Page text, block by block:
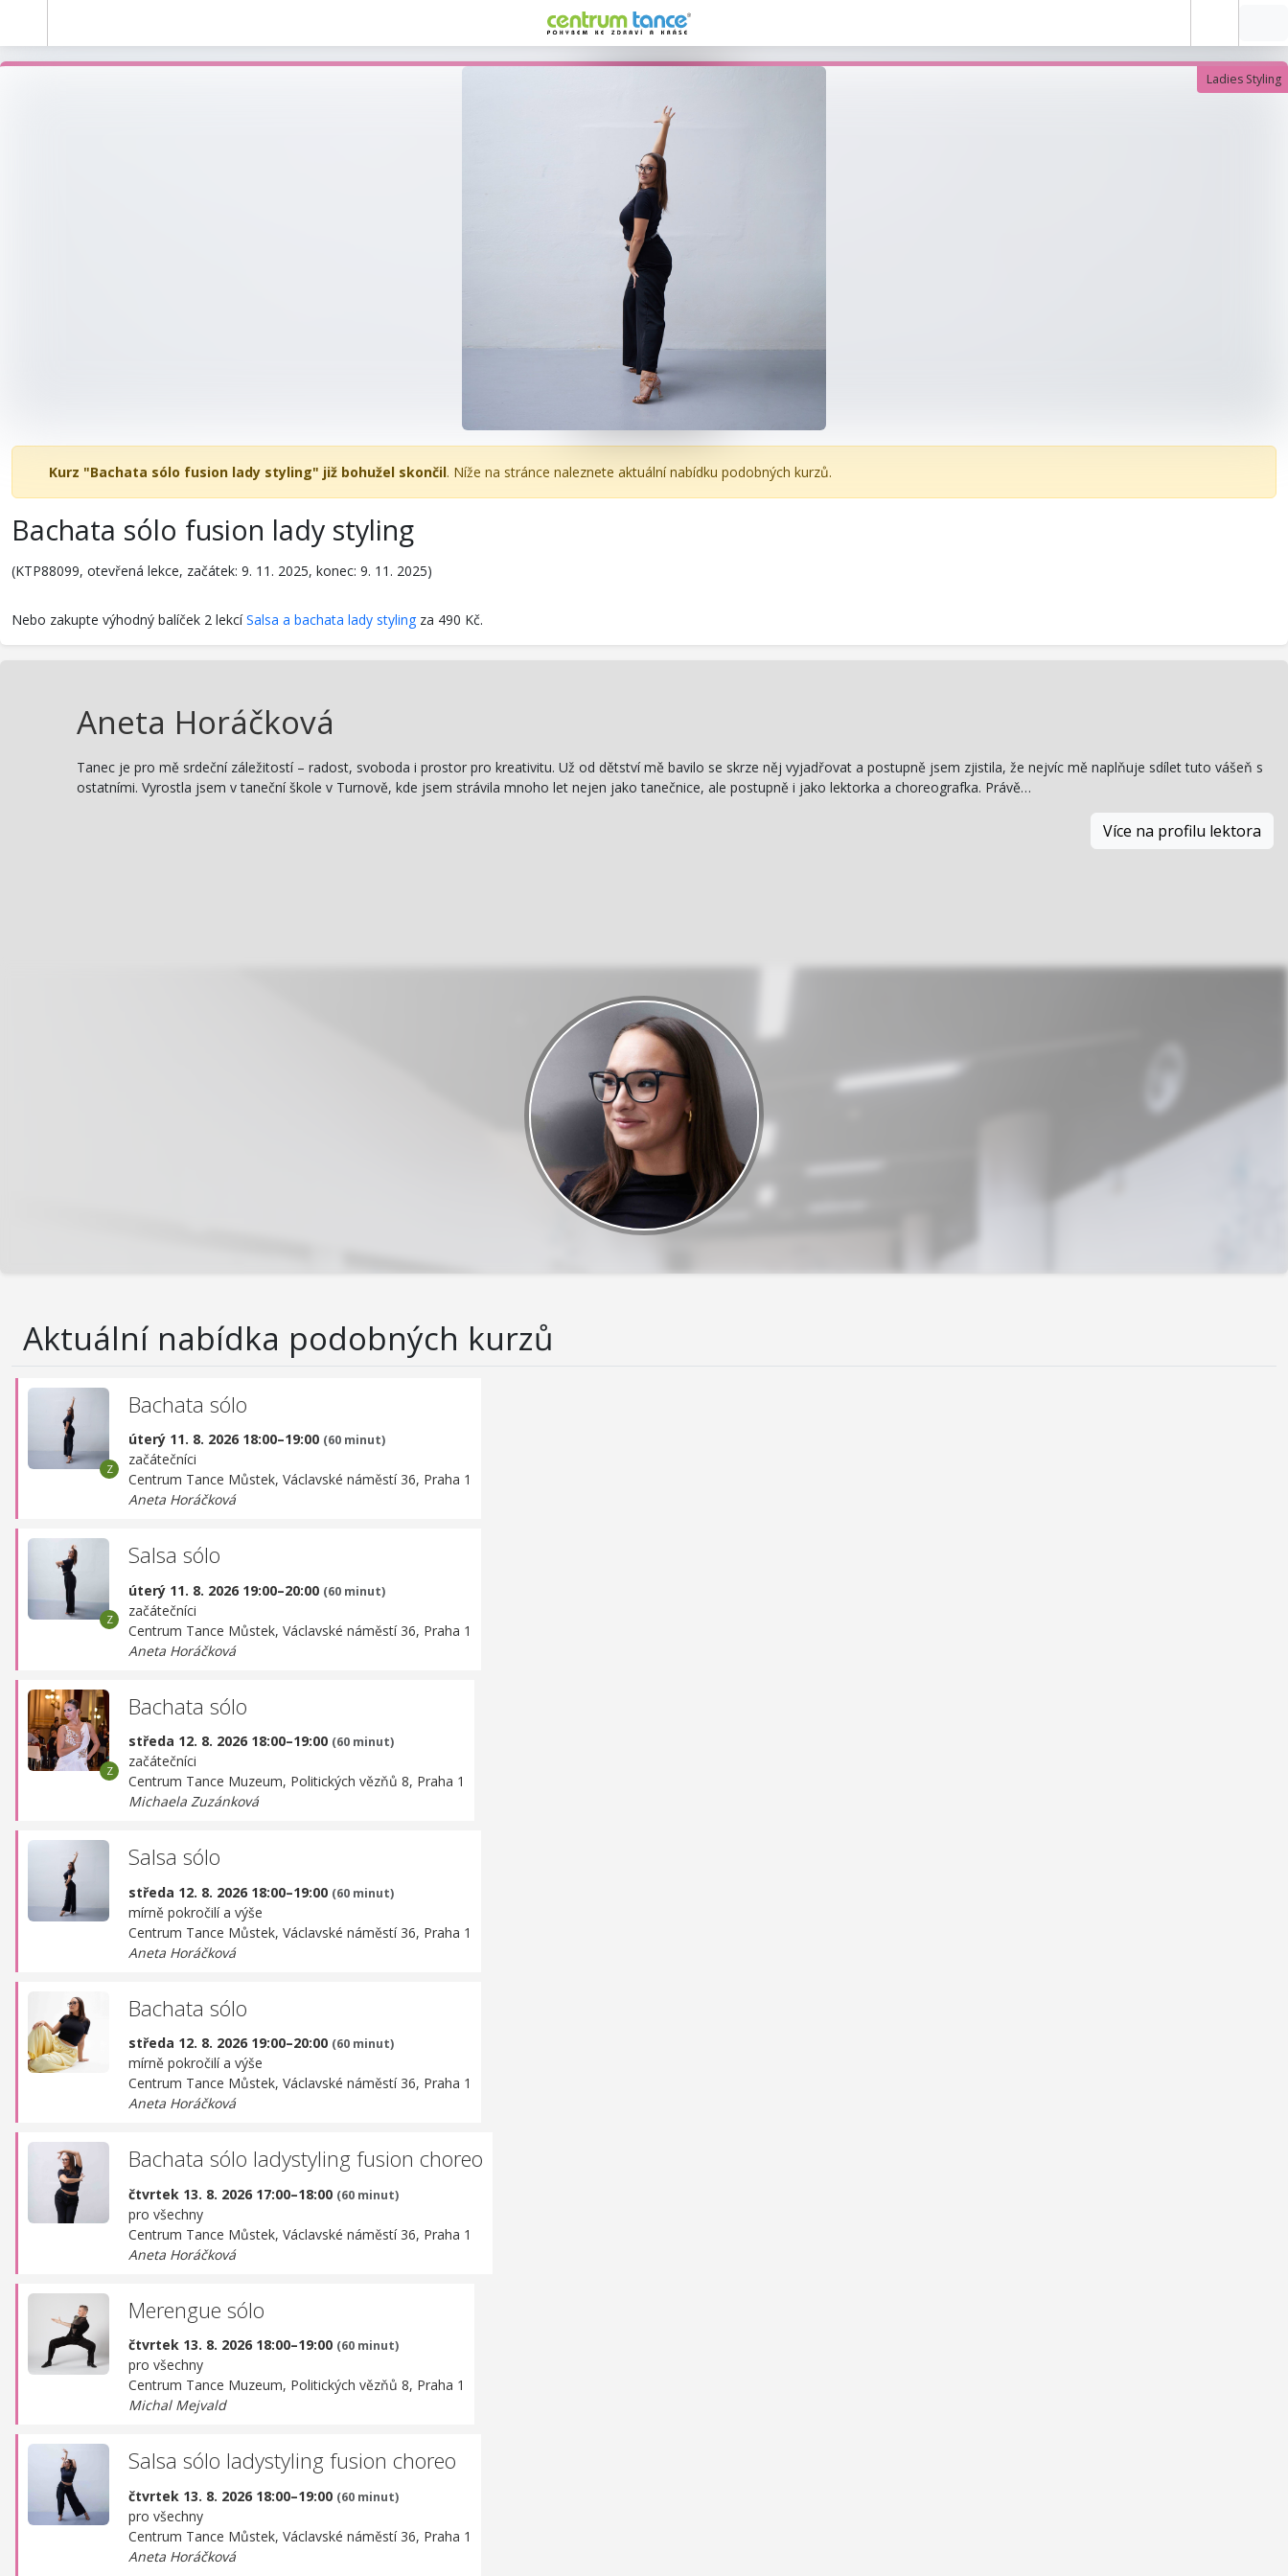
Ladies Styling
Kurz "Bachata sólo fusion lady styling" již bohužel skončil. Níže na stránce naleznete aktuální nabídku podobných kurzů.
Bachata sólo fusion lady styling
(KTP88099, otevřená lekce, začátek: 9. 11. 2025, konec: 9. 11. 2025)
Nebo zakupte výhodný balíček 2 lekcíSalsa a bachata lady styling za 490 Kč.
Aneta Horáčková
Tanec je pro mě srdeční záležitostí – radost, svoboda i prostor pro kreativitu. Už od dětství mě bavilo se skrze něj vyjadřovat a postupně jsem zjistila, že nejvíc mě naplňuje sdílet tuto vášeň s
ostatními. Vyrostla jsem v taneční škole v Turnově, kde jsem strávila mnoho let nejen jako tanečnice, ale postupně i jako lektorka a choreografka. Právě…
Více na profilu lektora
Aktuální nabídka podobných kurzů
Bachata sólo
úterý 11. 8. 2026 18:00–19:00 (60 minut)
začátečníci
Centrum Tance Můstek, Václavské náměstí 36, Praha 1
Aneta Horáčková
Salsa sólo
úterý 11. 8. 2026 19:00–20:00 (60 minut)
začátečníci
Centrum Tance Můstek, Václavské náměstí 36, Praha 1
Aneta Horáčková
Bachata sólo
středa 12. 8. 2026 18:00–19:00 (60 minut)
začátečníci
Centrum Tance Muzeum, Politických vězňů 8, Praha 1
Michaela Zuzánková
Salsa sólo
středa 12. 8. 2026 18:00–19:00 (60 minut)
mírně pokročilí a výše
Centrum Tance Můstek, Václavské náměstí 36, Praha 1
Aneta Horáčková
Bachata sólo
středa 12. 8. 2026 19:00–20:00 (60 minut)
mírně pokročilí a výše
Centrum Tance Můstek, Václavské náměstí 36, Praha 1
Aneta Horáčková
Bachata sólo ladystyling fusion choreo
čtvrtek 13. 8. 2026 17:00–18:00 (60 minut)
pro všechny
Centrum Tance Můstek, Václavské náměstí 36, Praha 1
Aneta Horáčková
Merengue sólo
čtvrtek 13. 8. 2026 18:00–19:00 (60 minut)
pro všechny
Centrum Tance Muzeum, Politických vězňů 8, Praha 1
Michal Mejvald
Salsa sólo ladystyling fusion choreo
čtvrtek 13. 8. 2026 18:00–19:00 (60 minut)
pro všechny
Centrum Tance Můstek, Václavské náměstí 36, Praha 1
Aneta Horáčková